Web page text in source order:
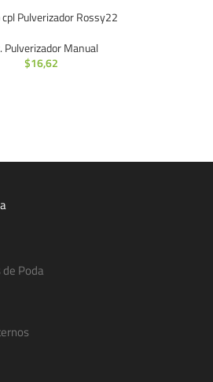
Pulverizador Rossy22
Pulverizador Manual
$16,62
Poda